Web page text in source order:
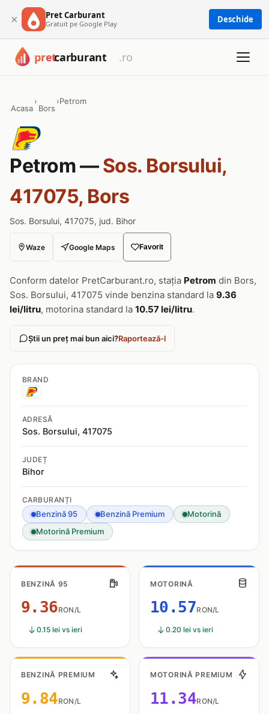
× Pret Carburant
Gratuit pe Google Play Deschide
Acasa
›
Bors
›Petrom
Petrom —Sos. Borsului,
417075, Bors
Sos. Borsului, 417075, jud. Bihor
Waze Google Maps Favorit
Conform datelor PretCarburant.ro, stația Petrom din Bors,
Sos. Borsului, 417075 vinde benzina standard la 9.36
lei/litru, motorina standard la 10.57 lei/litru.
Știi un preț mai bun aici?Raportează-l
BRAND
ADRESĂ
Sos. Borsului, 417075
JUDEȚ
Bihor
CARBURANȚI
Benzină 95 Benzină Premium
Motorină
Motorină Premium
BENZINĂ 95
9.36RON/L
0.15 lei vs ieri
MOTORINĂ
10.57RON/L
0.20 lei vs ieri
BENZINĂ PREMIUM
9.84RON/L
MOTORINĂ PREMIUM
11.34RON/L